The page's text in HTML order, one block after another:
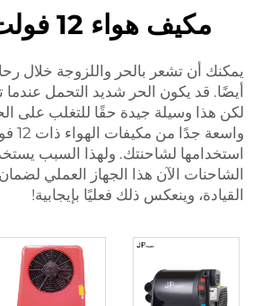
مكيف هواء 12 فولت للشاحنة
يمكنك أن تشعر بالحر واللزوجة خلال
أيضًا. قد يكون الحر شديد التحمل
لكن هذا وسيلة جيدة حقًا للتغلب على
واسعة
استخدامها لشاحنتك. ولهذا السبب
الشاحنات الآن هذا الجهاز العملي لضمان
القيادة، وينعكس ذلك فعليًا بإيجابية!